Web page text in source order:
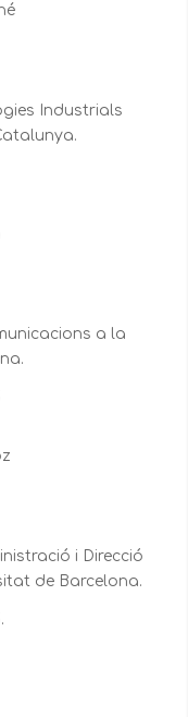
Industrials
a la
i Direcció
de Barcelona.